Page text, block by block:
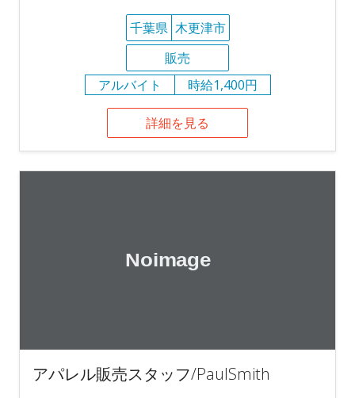
千葉県 木更津市
販売
アルバイト
時給1,400円
詳細を見る
アパレル販売スタッフ/PaulSmith